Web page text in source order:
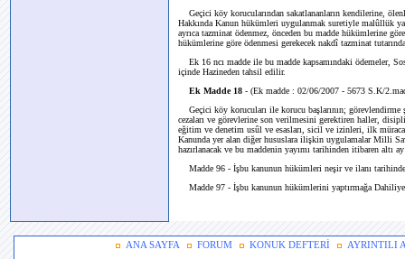
Geçici köy korucularından sakatlananların kendilerine,
Hakkında Kanun hükümleri uygulanmak suretiyle malûllük
ayrıca tazminat ödenmez, önceden bu madde hükümlerine
hükümlerine göre ödenmesi gerekecek nakdî tazminat
Ek 16 ncı madde ile bu madde kapsamındaki ödemeler,
içinde Hazineden tahsil edilir.
Ek Madde 18 - (Ek madde : 02/06/2007 - 5673 S.K/
Geçici köy korucuları ile korucu başlarının;
cezaları ve görevlerine son verilmesini gerektiren haller,
eğitim ve denetim usûl ve esasları, sicil ve izinleri, ilk
Kanunda yer alan diğer hususlara ilişkin uygulamalar Milli
hazırlanacak ve bu maddenin yayımı tarihinden itibaren altı
Madde 96 - İşbu kanunun hükümleri neşir ve ilanı
Madde 97 - İşbu kanunun hükümlerini yaptırmağa
ANA SAYFA FORUM KONUK DEFTERİ AYRINTILI